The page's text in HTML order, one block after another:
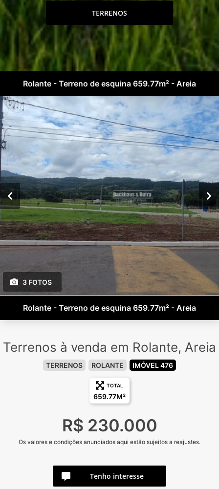
TERRENOS
Rolante - Terreno de esquina 659.77m² - Areia
3 FOTOS
Rolante - Terreno de esquina 659.77m² - Areia
Terrenos à venda em Rolante, Areia
TERRENOS ROLANTE IMÓVEL 476
TOTAL
659.77M²
R$ 230.000
Os valores e condições anunciados aqui estão sujeitos a reajustes.
Tenho interesse